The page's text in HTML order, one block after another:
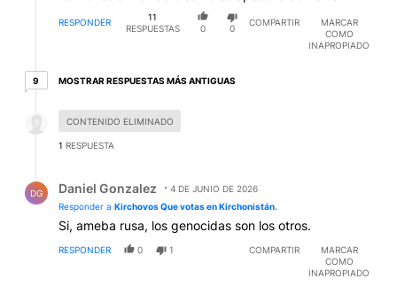
RESPONDER
11
RESPUESTAS
0 0
COMPARTIR
MARCAR
COMO
INAPROPIADO
99 respuestas más antiguas
MOSTRAR RESPUESTAS MÁS ANTIGUAS
CONTENIDO ELIMINADO
1 RESPUESTA
DG Daniel Gonzalez
4 DE JUNIO DE 2026
Responder a Kirchovos Que votas en Kirchonistán.
Si, ameba rusa, los genocidas son los otros.
RESPONDER 0 1 COMPARTIR
MARCAR
COMO
INAPROPIADO